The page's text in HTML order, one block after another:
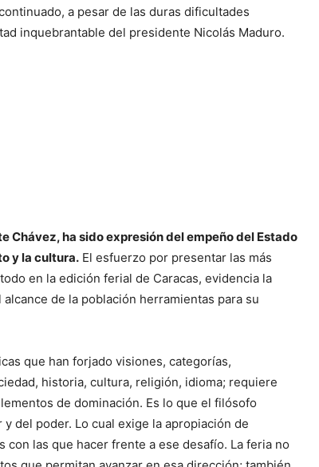
a pesar de las duras dificultades
inquebrantable del presidente Nicolás Maduro.
Chávez, ha sido expresión del empeño del Estado
y la cultura. El esfuerzo por presentar las más
en la edición ferial de Caracas, evidencia la
de la población herramientas para su
que han forjado visiones, categorías,
historia, cultura, religión, idioma; requiere
de dominación. Es lo que el filósofo
del poder. Lo cual exige la apropiación de
las que hacer frente a ese desafío. La feria no